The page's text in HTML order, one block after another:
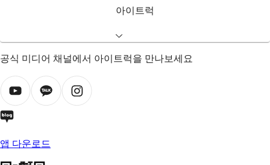
아이트럭
공식 미디어 채널에서 아이트럭을 만나보세요
앱 다운로드